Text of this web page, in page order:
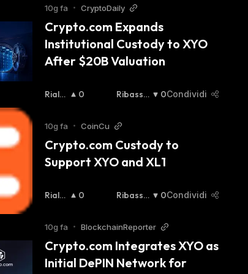
10g fa • CryptoDaily
Crypto.com Expands
Institutional Custody to XYO
After $20B Valuation
Rialzi
0
Ribassis
0Condividi
10g fa • CoinCu
Crypto.com Custody to
Support XYO and XL1
Rialzi
0
Ribassis
0Condividi
10g fa • BlockchainReporter
Crypto.com Integrates XYO as
Initial DePIN Network for